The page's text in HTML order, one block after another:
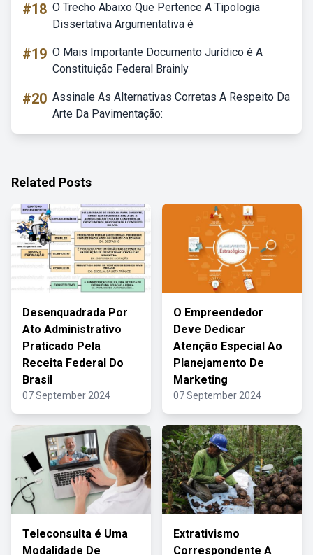
#18 O Trecho Abaixo Que Pertence A Tipologia
Dissertativa Argumentativa é
#19 O Mais Importante Documento Jurídico é A
Constituição Federal Brainly
#20 Assinale As Alternativas Corretas A Respeito Da
Arte Da Pavimentação:
Related Posts
Desenquadrada Por
Ato Administrativo
Praticado Pela
Receita Federal Do
Brasil
07 September 2024
O Empreendedor
Deve Dedicar
Atenção Especial Ao
Planejamento De
Marketing
07 September 2024
Teleconsulta é Uma
Modalidade De
Extrativismo
Correspondente A